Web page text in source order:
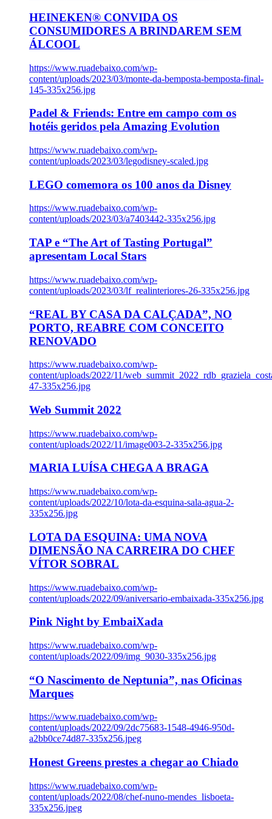
HEINEKEN® CONVIDA OS
CONSUMIDORES A BRINDAREM SEM
ÁLCOOL
https://www.ruadebaixo.com/wp-
content/uploads/2023/03/monte-da-bemposta-bemposta-final-
145-335x256.jpg
Padel & Friends: Entre em campo com os
hotéis geridos pela Amazing Evolution
https://www.ruadebaixo.com/wp-
content/uploads/2023/03/legodisney-scaled.jpg
LEGO comemora os 100 anos da Disney
https://www.ruadebaixo.com/wp-
content/uploads/2023/03/a7403442-335x256.jpg
TAP e “The Art of Tasting Portugal”
apresentam Local Stars
https://www.ruadebaixo.com/wp-
content/uploads/2023/03/lf_realinteriores-26-335x256.jpg
“REAL BY CASA DA CALÇADA”, NO
PORTO, REABRE COM CONCEITO
RENOVADO
https://www.ruadebaixo.com/wp-
content/uploads/2022/11/
47-335x256.jpg
Web Summit 2022
https://www.ruadebaixo.com/wp-
content/uploads/2022/11/image003-2-335x256.jpg
MARIA LUÍSA CHEGA A BRAGA
https://www.ruadebaixo.com/wp-
content/uploads/2022/10/lota-da-esquina-sala-agua-2-
335x256.jpg
LOTA DA ESQUINA: UMA NOVA
DIMENSÃO NA CARREIRA DO CHEF
VÍTOR SOBRAL
https://www.ruadebaixo.com/wp-
content/uploads/2022/09/aniversario-embaixada-335x256.jpg
Pink Night by EmbaiXada
https://www.ruadebaixo.com/wp-
content/uploads/2022/09/img_9030-335x256.jpg
“O Nascimento de Neptunia”, nas Oficinas
Marques
https://www.ruadebaixo.com/wp-
content/uploads/2022/09/2dc75683-1548-4946-950d-
a2bb0ce74d87-335x256.jpeg
Honest Greens prestes a chegar ao Chiado
https://www.ruadebaixo.com/wp-
content/uploads/2022/08/chef-nuno-mendes_lisboeta-
335x256.jpeg